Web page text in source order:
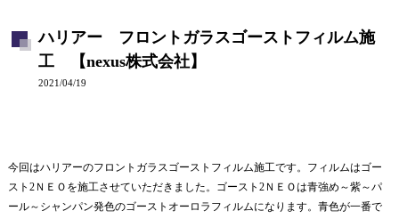
ハリアー フロントガラスゴーストフィルム施
工 【nexus株式会社】
2021/04/19
今回はハリアーのフロントガラスゴーストフィルム施工です。フィルムはゴー
スト2ＮＥＯを施工させていただきました。ゴースト2ＮＥＯは青強め～紫～パ
ール～シャンパン発色のゴーストオーロラフィルムになります。青色が一番で